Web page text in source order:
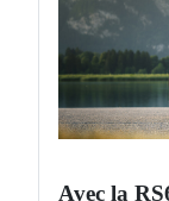
Avec la